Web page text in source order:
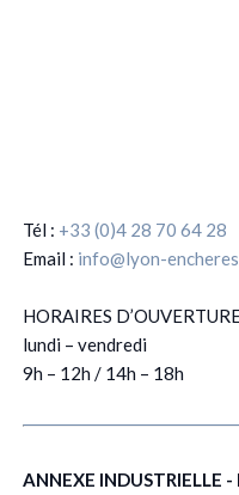
Tél : +33 (0)4 28 70 64 28
Email : info@lyon-
HORAIRES
lundi – vendredi
9h – 12h / 14h – 18h
ANNEXE INDUSTRIELLE